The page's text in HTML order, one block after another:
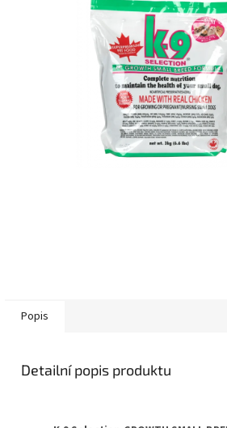
Popis
Detailní popis produktu